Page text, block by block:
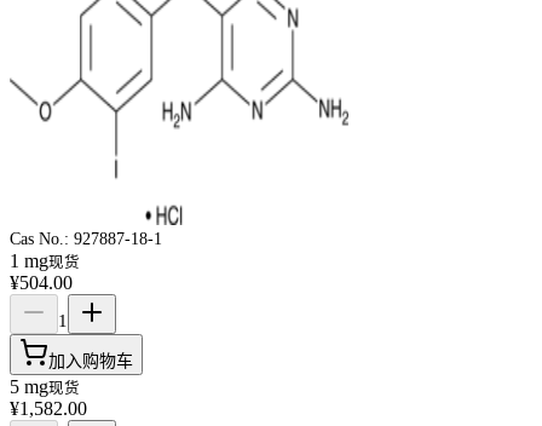
Cas No.: 927887-18-1
1 mg现货
¥504.00
1
加入购物车
5 mg现货
¥1,582.00